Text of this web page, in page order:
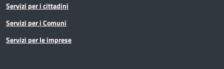
Servizi per i cittadini
Servizi per i Comuni
Servizi per le imprese